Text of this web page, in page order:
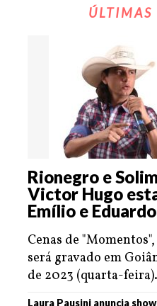
Rionegro e
Victor Hugo
Emílio e Eduardo
Cenas de
será gravado em
de 2023 (quarta-feira).
Laura Pausini anuncia